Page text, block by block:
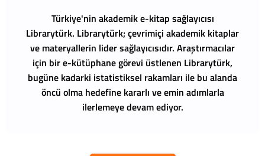
Türkiye'nin akademik e-kitap sağlayıcısı
Librarytürk. Librarytürk; çevrimiçi akademik kitaplar
ve materyallerin lider sağlayıcısıdır. Araştırmacılar
için bir e-kütüphane görevi üstlenen Librarytürk,
bugüne kadarki istatistiksel rakamları ile bu alanda
öncü olma hedefine kararlı ve emin adımlarla
ilerlemeye devam ediyor.